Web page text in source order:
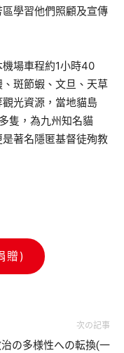
學習他們照顧及宣傳
場車程約1小時40
斑節蝦、文旦、天草
光資源，當地貓島
隻，為九州知名貓
著名隱匿基督徒殉教
贈)
次の記事
の多様性への転換(一